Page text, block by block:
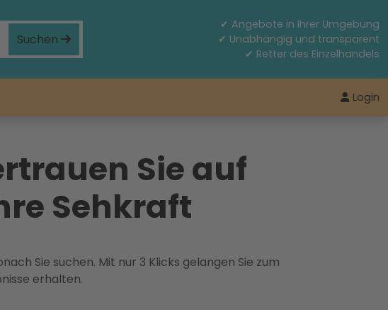
Suchen
✔ Angebote in Ihrer Umgebung
✔ Unabhängig und transparent
✔ Retter des Einzelhandels
Login
Sie auf
Sehkraft
Sie suchen. Mit nur 3 Klicks gelangen Sie zum
erhalten.